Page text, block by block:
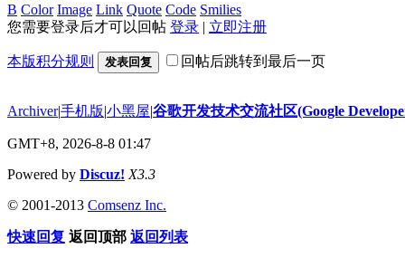
B Color Image Link Quote Code Smilies
您需要登录后才可以回帖 登录 | 立即注册
本版积分规则 发表回复 回帖后跳转到最后一页
Archiver|手机版|小黑屋|谷歌开发技术交流社区(Google
GMT+8, 2026-8-8 01:47
Powered by Discuz! X3.3
© 2001-2013 Comsenz Inc.
快速回复 返回顶部 返回列表